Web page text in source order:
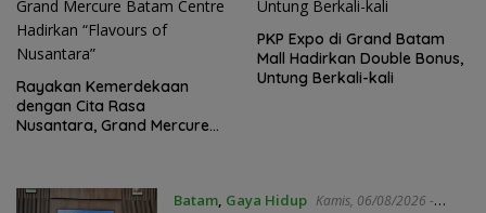
Rayakan Kemerdekaan
dengan Cita Rasa
Nusantara, Grand Mercure
PKP Expo di Grand Batam
Mall Hadirkan Double Bonus,
Untung Berkali-kali
Batam, Gaya Hidup Kamis, 06/08/2026 -